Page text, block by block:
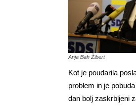
Anja Bah Žibert
Kot je poudarila
problem in je
dan bolj zaskrbljeni